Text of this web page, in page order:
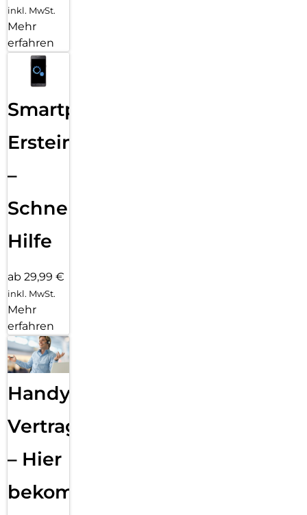
inkl. MwSt.
Mehr
erfahren
Smartphone
Ersteinrichtung
–
Schnelle
Hilfe
ab 29,99 €
inkl. MwSt.
Mehr
erfahren
Handy
Vertragsabwicklung
– Hier
bekommst